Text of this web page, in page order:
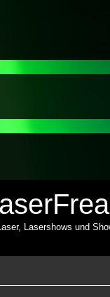
Lasershows und